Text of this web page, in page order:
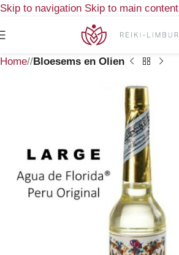
Skip to navigation Skip to main content
Home/ Bloesems en Olien